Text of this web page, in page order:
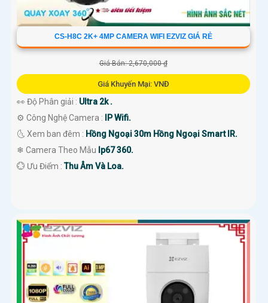
CS-H8C 2K+ 4MP CAMERA WIFI EZVIZ GIÁ RẺ
Giá Bán: 2,670,000 ₫
Giá Khuyến Mại: VNĐ
👀 Độ Phân giải : Ultra 2k .
⚙ Công Nghệ Camera :
IP Wifi.
🌜 Xem ban đêm : Hồng Ngoại 30m Hồng Ngoại Smart IR.
❄ Camera Theo Mẫu Ip67 360.
️💮 Ưu Điểm :Thu Âm Và Loa.